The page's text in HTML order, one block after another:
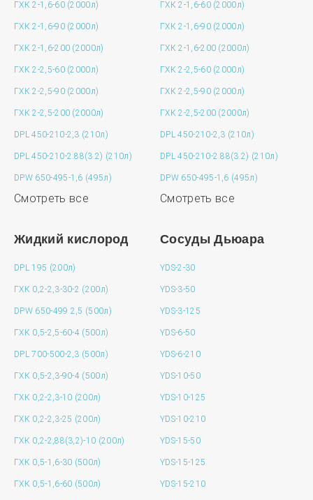
ГХК 2-1,6-60 (2000л)
ГХК 2-1,6-90 (2000л)
ГХК 2-1,6-200 (2000л)
ГХК 2-2,5-60 (2000л)
ГХК 2-2,5-90 (2000л)
ГХК 2-2,5-200 (2000л)
DPL 450-210-2,3 (210л)
DPL 450-210-2.88(3.2) (210л)
DPW 650-495-1,6 (495л)
Смотреть все
ГХК 2-1,6-60 (2000л)
ГХК 2-1,6-90 (2000л)
ГХК 2-1,6-200 (2000л)
ГХК 2-2,5-60 (2000л)
ГХК 2-2,5-90 (2000л)
ГХК 2-2,5-200 (2000л)
DPL 450-210-2,3 (210л)
DPL 450-210-2.88(3.2) (210л)
DPW 650-495-1,6 (495л)
Смотреть все
Жидкий кислород
DPL 195 (200л)
ГХК 0,2-2,3-30-2 (200л)
DPW 650-499 2,5 (500л)
ГХК 0,5-2,5-60-4 (500л)
DPL 700-500-2,3 (500л)
ГХК 0,5-2,3-90-4 (500л)
ГХК 0,2-2,3-10 (200л)
ГХК 0,2-2,3-25 (200л)
ГХК 0,2-2,88(3,2)-10 (200л)
ГХК 0,5-1,6-30 (500л)
ГХК 0,5-1,6-60 (500л)
Сосуды Дьюара
YDS-2-30
YDS-3-50
YDS-3-125
YDS-6-50
YDS-6-210
YDS-10-50
YDS-10-125
YDS-10-210
YDS-15-50
YDS-15-125
YDS-15-210